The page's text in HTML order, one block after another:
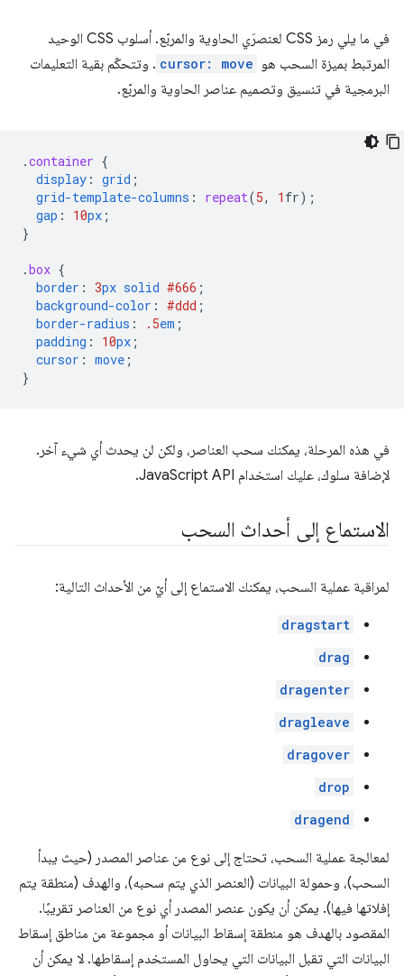
في ما يلي رمز CSS لعنصرَي الحاوية والمربّع. أسلوب CSS الوحيد
المرتبط بميزة السحب هو cursor: move . وتتحكّم بقية التعليمات
البرمجية في تنسيق وتصميم عناصر الحاوية والمربّع.
.container {
display : grid ;
grid-template-columns : repeat(5, 1 fr);
gap : 10px ;
}
.box {
border : 3px solid #666 ;
background-color : #ddd ;
border-radius : .5em ;
padding : 10px ;
cursor : move ;
}
في هذه المرحلة، يمكنك سحب العناصر، ولكن لن يحدث أي شيء آخر.
لإضافة سلوك، عليك استخدام JavaScript API.
الاستماع إلى أحداث السحب
لمراقبة عملية السحب، يمكنك الاستماع إلى أيّ من الأحداث التالية:
dragstart
drag
dragenter
dragleave
dragover
drop
dragend
لمعالجة عملية السحب، تحتاج إلى نوع من عناصر المصدر (حيث يبدأ
السحب)، وحمولة البيانات (العنصر الذي يتم سحبه)، والهدف (منطقة يتم
إفلاتها فيها). يمكن أن يكون عنصر المصدر أي نوع من العناصر تقريبًا.
المقصود بالهدف هو منطقة إسقاط البيانات أو مجموعة من مناطق إسقاط
البيانات التي تقبل البيانات التي يحاول المستخدم إسقاطها. لا يمكن أن